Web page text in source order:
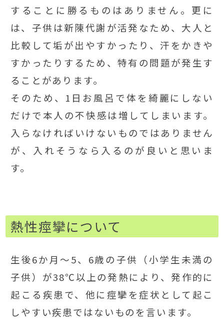
することに勝るものはありません。更に
は、子供は新陳代謝が活発なため、大人と
比較して垢が出やすかったり、汗をかきや
すかったりするため、特有の問題が発生す
ることがあります。
そのため、1日お風呂で体を綺麗にしない
だけで本人の不快感は増してしまいます。
入らなければいけないものではありません
が、入れそうなら入るのが良いと思いま
す。
熱性痙攣について
生後6か月～5、6歳の子供（小学生未満の
子供）が38℃以上の発熱により、発作的に
起こる疾患で、他に痙攣を症状として起こ
しやすい疾患ではないものを言います。